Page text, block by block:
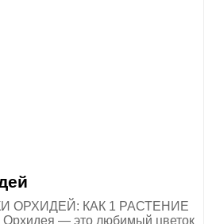
ОРХИДЕЙ: КАК 1 РАСТЕНИЕ
— это любимый цветок